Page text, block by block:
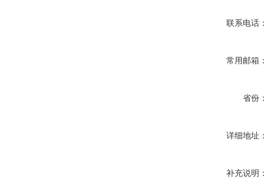
联系电话
常用邮箱
省份
详细地址
补充说明